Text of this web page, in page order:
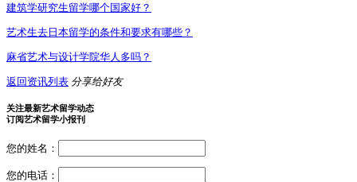
建筑学研究生留学哪个国家好？
艺术生去日本留学的条件和要求有哪些？
麻省艺术与设计学院华人多吗？
返回资讯列表 分享给好友
关注最新艺术留学动态
订阅艺术留学小报刊
您的姓名：
您的电话：